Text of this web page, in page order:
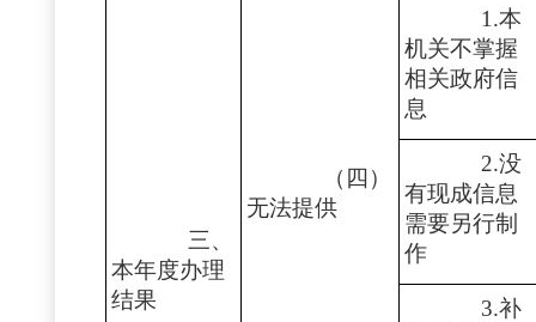
三、
本年度办理
结果
（四）
无法提供
1.本
机关不掌握
相关政府信
息
2.没
有现成信息
需要另行制
作
3.补